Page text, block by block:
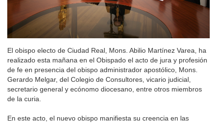
El obispo electo de Ciudad Real, Mons. Abilio Martínez Varea, ha
realizado esta mañana en el Obispado el acto de jura y profesión
de fe en presencia del obispo administrador apostólico, Mons.
Gerardo Melgar, del Colegio de Consultores, vicario judicial,
secretario general y ecónomo diocesano, entre otros miembros
de la curia.
En este acto, el nuevo obispo manifiesta su creencia en las